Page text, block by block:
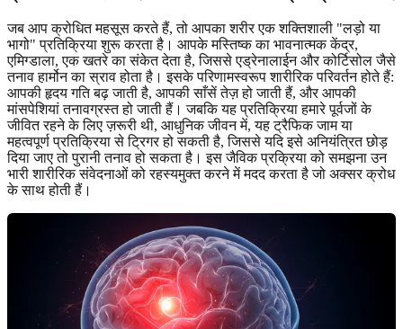
जब आप क्रोधित महसूस करते हैं, तो आपका शरीर एक शक्तिशाली "लड़ो या
भागो" प्रतिक्रिया शुरू करता है। आपके मस्तिष्क का भावनात्मक केंद्र,
एमिग्डाला, एक खतरे का संकेत देता है, जिससे एड्रेनालाईन और कोर्टिसोल जैसे
तनाव हार्मोन का स्राव होता है। इसके परिणामस्वरूप शारीरिक परिवर्तन होते हैं:
आपकी हृदय गति बढ़ जाती है, आपकी साँसें तेज़ हो जाती हैं, और आपकी
मांसपेशियां तनावग्रस्त हो जाती हैं। जबकि यह प्रतिक्रिया हमारे पूर्वजों के
जीवित रहने के लिए ज़रूरी थी, आधुनिक जीवन में, यह ट्रैफिक जाम या
महत्वपूर्ण प्रतिक्रिया से ट्रिगर हो सकती है, जिससे यदि इसे अनियंत्रित छोड़
दिया जाए तो पुरानी तनाव हो सकता है। इस जैविक प्रक्रिया को समझना उन
भारी शारीरिक संवेदनाओं को रहस्यमुक्त करने में मदद करता है जो अक्सर क्रोध
के साथ होती हैं।